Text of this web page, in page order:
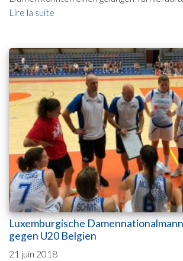
Lire la suite
Luxemburgische
gegen U20 Belgien
21 juin 2018